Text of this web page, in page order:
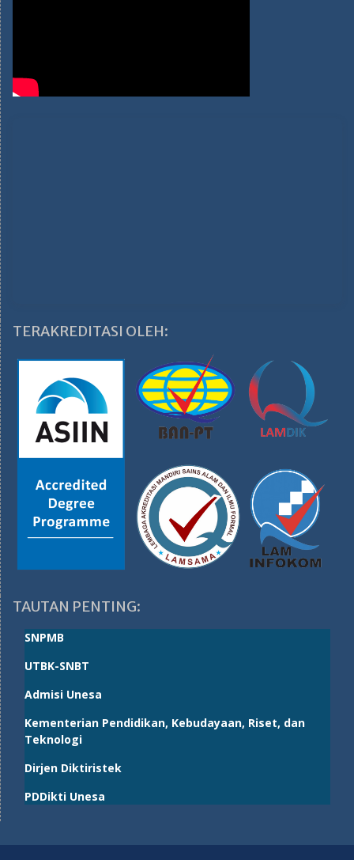
TERAKREDITASI OLEH:
TAUTAN PENTING:
SNPMB
UTBK-SNBT
Admisi Unesa
Kementerian Pendidikan, Kebudayaan, Riset, dan
Teknologi
Dirjen Diktiristek
PDDikti Unesa